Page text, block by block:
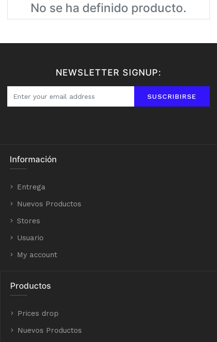
No se ha definido producto.
NEWSLETTER SIGNUP:
SUSCRIBIRSE
Información
Entrega
Nuevos Productos
Stores
Usuario
My account
Productos
Prices drop
Nuevos Productos